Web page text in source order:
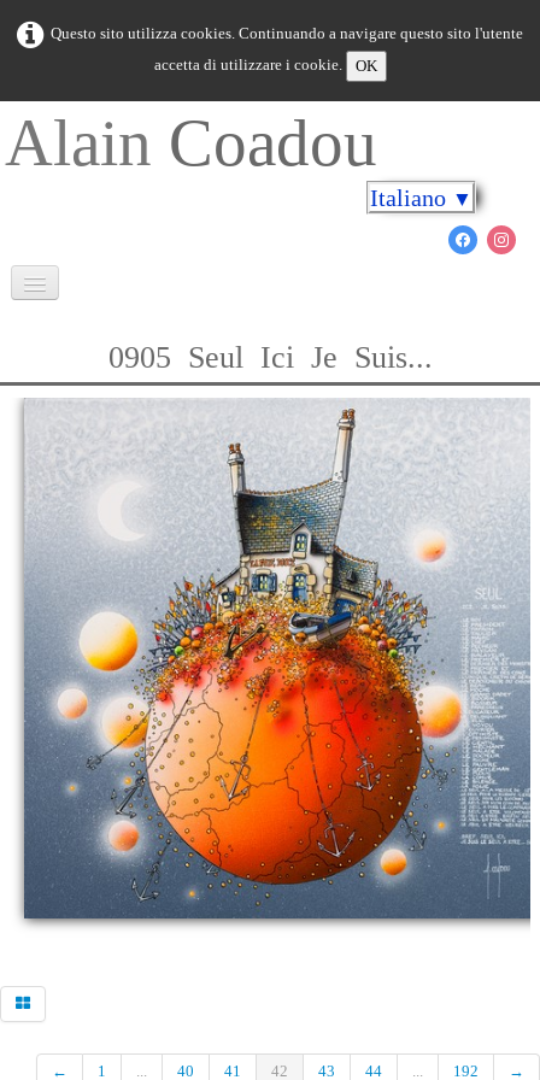
Questo sito utilizza cookies. Continuando a navigare questo sito l'utente
accetta di utilizzare i cookie.
OK
Alain Coadou
Italiano ▼
Bretagna in colori
Il mondo marino
Nuovo
Commander
contatto galleria
0905 Seul Ici Je Suis...
← 1 ... 40 41 42 43 44 ... 192 →